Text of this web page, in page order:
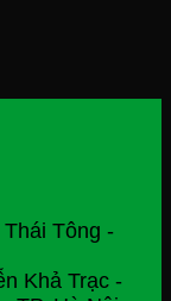
Tông -
Khả Trạc -